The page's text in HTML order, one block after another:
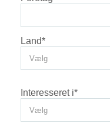
Land*
Interesseret i*